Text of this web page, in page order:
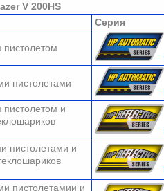
V 200HS
Серия
пистолетом
пистолетами
пистолетом и
пистолетами и
пистолетамии и